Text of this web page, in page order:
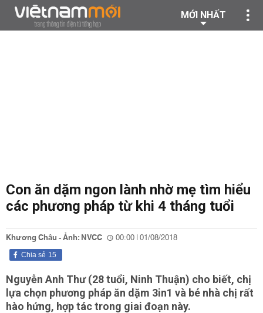
MỚI NHẤT
Con ăn dặm ngon lành nhờ mẹ tìm hiểu
các phương pháp từ khi 4 tháng tuổi
Khương Châu - Ảnh: NVCC 00:00 | 01/08/2018
15
Chia sẻ
Nguyễn Anh Thư (28 tuổi, Ninh Thuận) cho biết, chị
lựa chọn phương pháp ăn dặm 3in1 và bé nhà chị rất
hào hứng, hợp tác trong giai đoạn này.